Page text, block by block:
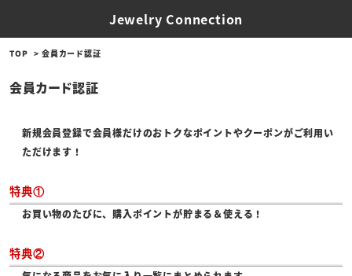
Jewelry Connection
TOP 会員カード認証
会員カード認証
新規会員登録で会員様だけのおトクなポイントやクーポンがご利用い
ただけます！
特典①
お買い物のたびに、購入ポイントが貯まる＆使える！
特典②